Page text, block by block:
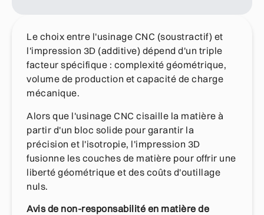
Le choix entre l'usinage CNC (soustractif) et
l'impression 3D (additive) dépend d'un triple
facteur spécifique : complexité géométrique,
volume de production et capacité de charge
mécanique.
Alors que l'usinage CNC cisaille la matière à
partir d'un bloc solide pour garantir la
précision et l'isotropie, l'impression 3D
fusionne les couches de matière pour offrir une
liberté géométrique et des coûts d'outillage
nuls.
Avis de non-responsabilité en matière de